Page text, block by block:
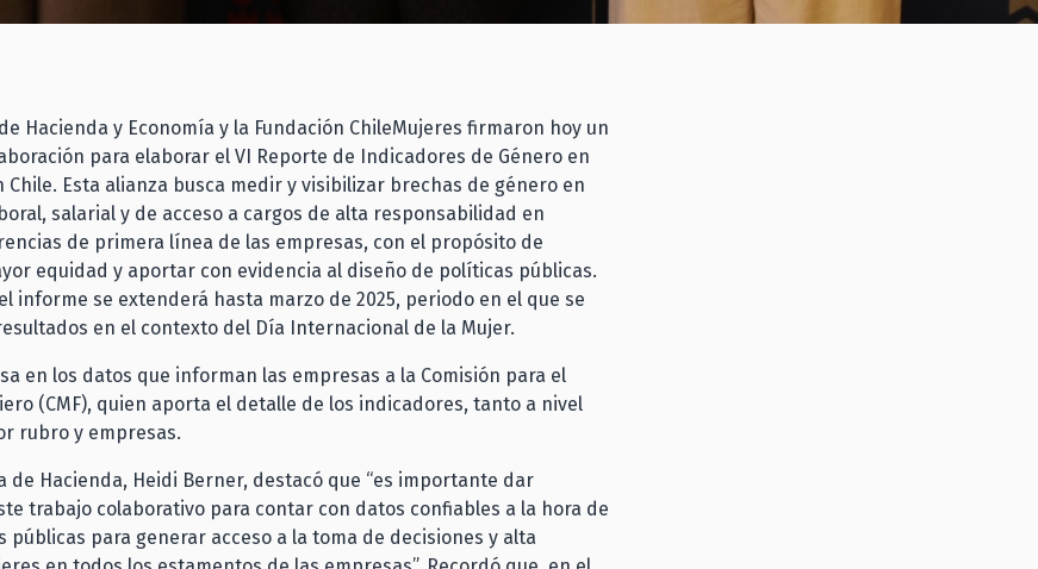
Hacienda y Economía y la Fundación ChileMujeres firmaron hoy un
para elaborar el VI Reporte de Indicadores de Género en
Chile. Esta alianza busca medir y visibilizar brechas de género en
salarial y de acceso a cargos de alta responsabilidad en
de primera línea de las empresas, con el propósito de
equidad y aportar con evidencia al diseño de políticas públicas.
informe se extenderá hasta marzo de 2025, periodo en el que se
en el contexto del Día Internacional de la Mujer.
en los datos que informan las empresas a la Comisión para el
(CMF), quien aporta el detalle de los indicadores, tanto a nivel
rubro y empresas.
de Hacienda, Heidi Berner, destacó que “es importante dar
trabajo colaborativo para contar con datos confiables a la hora de
públicas para generar acceso a la toma de decisiones y alta